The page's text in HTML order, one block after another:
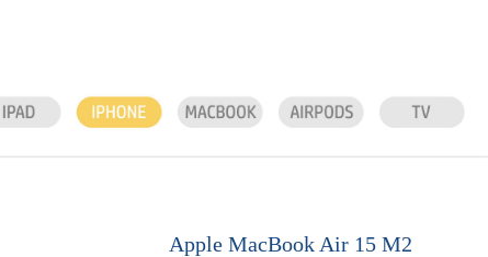
Apple MacBook Air 15 M2